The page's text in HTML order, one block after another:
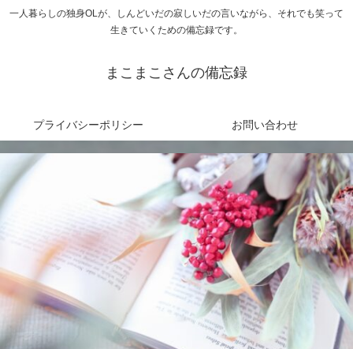
一人暮らしの独身OLが、しんどいだの寂しいだの言いながら、それでも笑って
生きていくための備忘録です。
まこまこさんの備忘録
プライバシーポリシー お問い合わせ